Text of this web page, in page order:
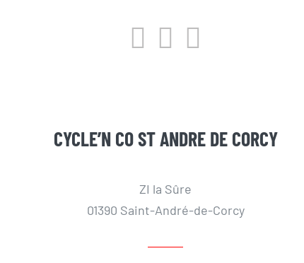
CYCLE’N CO ST ANDRE DE CORCY
ZI la Sûre
01390 Saint-André-de-Corcy